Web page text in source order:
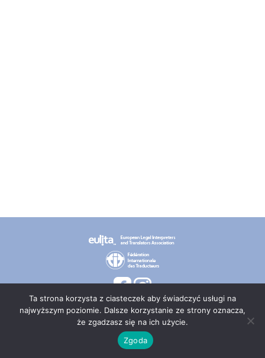
© 2026 PT TEPIS
Ta strona korzysta z ciasteczek aby świadczyć usługi na
najwyższym poziomie. Dalsze korzystanie ze strony oznacza,
że zgadzasz się na ich użycie.
Zgoda